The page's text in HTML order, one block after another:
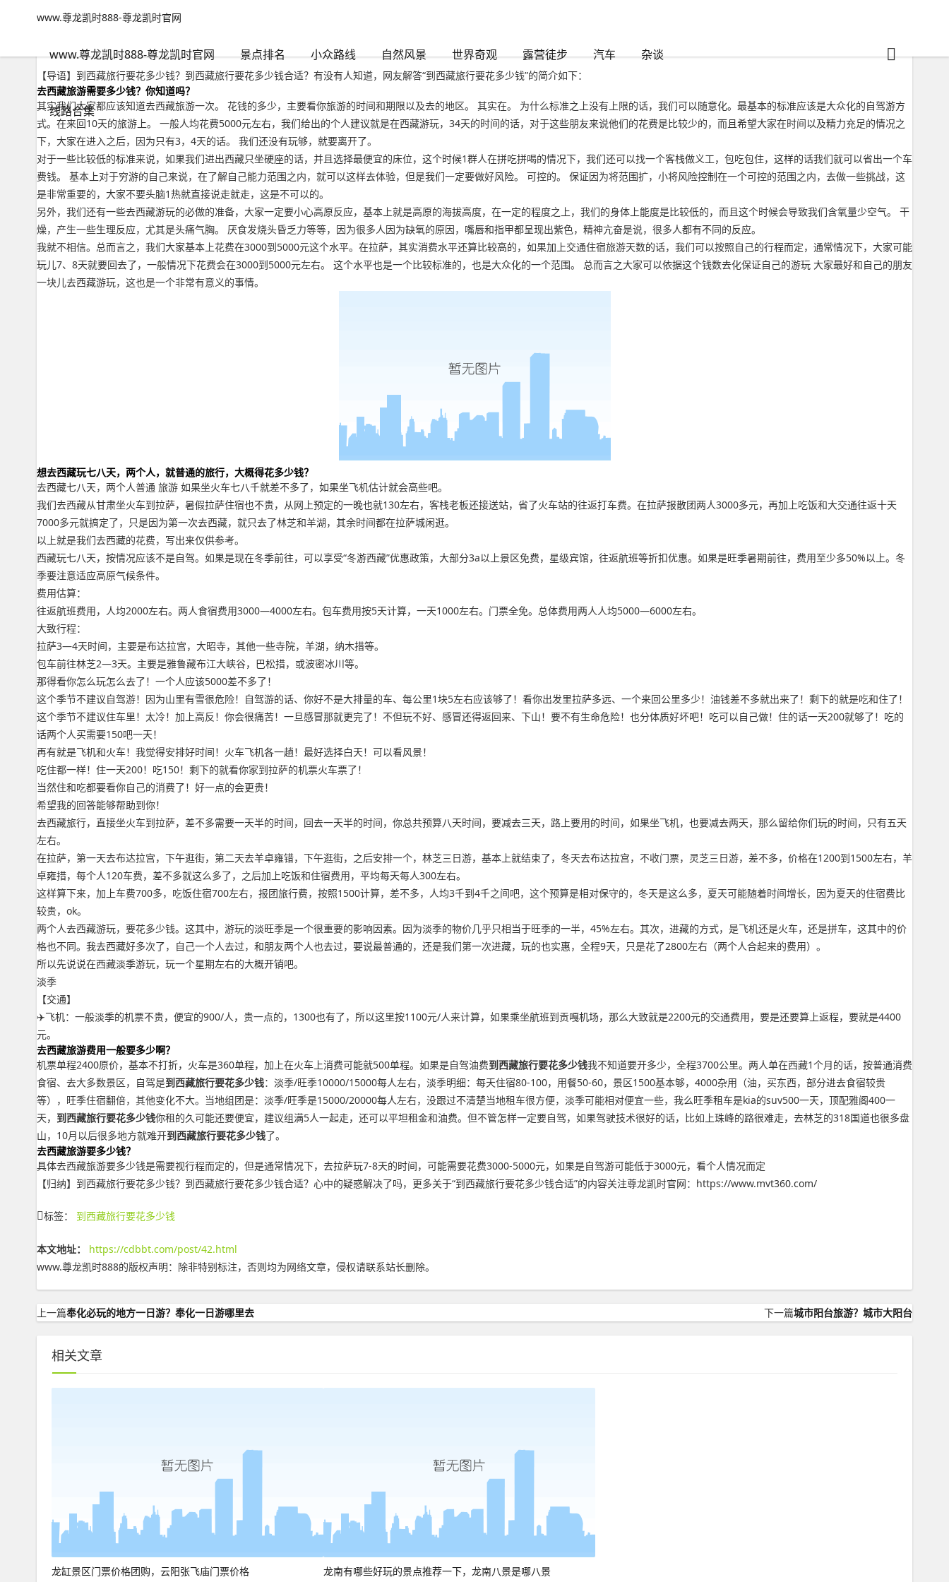
www.尊龙凯时888-尊龙凯时官网
www.尊龙凯时888-尊龙凯时官网 景点排名 小众路线 自然风景 世界奇观 露营徒步 汽车 杂谈
线路合集
www.尊龙凯时888-尊龙凯时官网
到西藏旅行要花多少钱？到西藏旅行要花多少钱合适-www.尊龙凯时888
【导语】到西藏旅行要花多少钱？到西藏旅行要花多少钱合适？有没有人知道，网友解答“到西藏旅行要花多少钱”的简介如下：
去西藏旅游需要多少钱？你知道吗？
其实我们大家都应该知道去西藏旅游一次。 花钱的多少，主要看你旅游的时间和期限以及去的地区。 其实在。 为什么标准之上没有上限的话，我们可以随意化。最基本的标准应该是大众化的自驾游方
式。在来回10天的旅游上。 一般人均花费5000元左右，我们给出的个人建议就是在西藏游玩，34天的时间的话，对于这些朋友来说他们的花费是比较少的，而且希望大家在时间以及精力充足的情况之
下，大家在进入之后，因为只有3，4天的话。 我们还没有玩够，就要离开了。
对于一些比较低的标准来说，如果我们进出西藏只坐硬座的话，并且选择最便宜的床位，这个时候1群人在拼吃拼喝的情况下，我们还可以找一个客栈做义工，包吃包住，这样的话我们就可以省出一个车
费钱。 基本上对于穷游的自己来说，在了解自己能力范围之内，就可以这样去体验，但是我们一定要做好风险。 可控的。 保证因为将范围扩，小将风险控制在一个可控的范围之内，去做一些挑战，这
是非常重要的，大家不要头脑1热就直接说走就走，这是不可以的。
另外，我们还有一些去西藏游玩的必做的准备，大家一定要小心高原反应，基本上就是高原的海拔高度，在一定的程度之上，我们的身体上能度是比较低的，而且这个时候会导致我们含氧量少空气。 干
燥，产生一些生理反应，尤其是头痛气胸。 厌食发烧头昏乏力等等，因为很多人因为缺氧的原因，嘴唇和指甲都呈现出紫色，精神亢奋是说，很多人都有不同的反应。
我就不相信。总而言之，我们大家基本上花费在3000到5000元这个水平。在拉萨，其实消费水平还算比较高的，如果加上交通住宿旅游天数的话，我们可以按照自己的行程而定，通常情况下，大家可能
玩儿7、8天就要回去了，一般情况下花费会在3000到5000元左右。 这个水平也是一个比较标准的，也是大众化的一个范围。 总而言之大家可以依据这个钱数去化保证自己的游玩 大家最好和自己的朋友
一块儿去西藏游玩，这也是一个非常有意义的事情。
想去西藏玩七八天，两个人，就普通的旅行，大概得花多少钱？
去西藏七八天，两个人普通 旅游 如果坐火车七八千就差不多了，如果坐飞机估计就会高些吧。
我们去西藏从甘肃坐火车到拉萨，暑假拉萨住宿也不贵，从网上预定的一晚也就130左右，客栈老板还接送站，省了火车站的往返打车费。在拉萨报散团两人3000多元，再加上吃饭和大交通往返十天
7000多元就搞定了，只是因为第一次去西藏，就只去了林芝和羊湖，其余时间都在拉萨城闲逛。
以上就是我们去西藏的花费，写出来仅供参考。
西藏玩七八天，按情况应该不是自驾。如果是现在冬季前往，可以享受“冬游西藏”优惠政策，大部分3a以上景区免费，星级宾馆，往返航班等折扣优惠。如果是旺季暑期前往，费用至少多50%以上。冬
季要注意适应高原气候条件。
费用估算：
往返航班费用，人均2000左右。两人食宿费用3000—4000左右。包车费用按5天计算，一天1000左右。门票全免。总体费用两人人均5000—6000左右。
大致行程：
拉萨3—4天时间，主要是布达拉宫，大昭寺，其他一些寺院，羊湖，纳木措等。
包车前往林芝2—3天。主要是雅鲁藏布江大峡谷，巴松措，或波密冰川等。
那得看你怎么玩怎么去了！一个人应该5000差不多了！
这个季节不建议自驾游！因为山里有雪很危险！自驾游的话、你好不是大排量的车、每公里1块5左右应该够了！看你出发里拉萨多远、一个来回公里多少！油钱差不多就出来了！剩下的就是吃和住了！
这个季节不建议住车里！太冷！加上高反！你会很痛苦！一旦感冒那就更完了！不但玩不好、感冒还得返回来、下山！要不有生命危险！也分体质好坏吧！吃可以自己做！住的话一天200就够了！吃的
话两个人买需要150吧一天！
再有就是飞机和火车！我觉得安排好时间！火车飞机各一趟！最好选择白天！可以看风景！
吃住都一样！住一天200！吃150！剩下的就看你家到拉萨的机票火车票了！
当然住和吃都要看你自己的消费了！好一点的会更贵！
希望我的回答能够帮助到你！
去西藏旅行，直接坐火车到拉萨，差不多需要一天半的时间，回去一天半的时间，你总共预算八天时间，要减去三天，路上要用的时间，如果坐飞机，也要减去两天，那么留给你们玩的时间，只有五天
左右。
在拉萨，第一天去布达拉宫，下午逛街，第二天去羊卓雍错，下午逛街，之后安排一个，林芝三日游，基本上就结束了，冬天去布达拉宫，不收门票，灵芝三日游，差不多，价格在1200到1500左右，羊
卓雍措，每个人120车费，差不多就这么多了，之后加上吃饭和住宿费用，平均每天每人300左右。
这样算下来，加上车费700多，吃饭住宿700左右，报团旅行费，按照1500计算，差不多，人均3千到4千之间吧，这个预算是相对保守的，冬天是这么多，夏天可能随着时间增长，因为夏天的住宿费比
较贵，ok。
两个人去西藏游玩，要花多少钱。这其中，游玩的淡旺季是一个很重要的影响因素。因为淡季的物价几乎只相当于旺季的一半，45%左右。其次，进藏的方式，是飞机还是火车，还是拼车，这其中的价
格也不同。我去西藏好多次了，自己一个人去过，和朋友两个人也去过，要说最普通的，还是我们第一次进藏，玩的也实惠，全程9天，只是花了2800左右（两个人合起来的费用）。
所以先说说在西藏淡季游玩，玩一个星期左右的大概开销吧。
淡季
【交通】
✈️飞机：一般淡季的机票不贵，便宜的900/人，贵一点的，1300也有了，所以这里按1100元/人来计算，如果乘坐航班到贡嘎机场，那么大致就是2200元的交通费用，要是还要算上返程，要就是4400
元。
去西藏旅游费用一般要多少啊？
机票单程2400原价，基本不打折，火车是360单程，加上在火车上消费可能就500单程。如果是自驾油费到西藏旅行要花多少钱我不知道要开多少，全程3700公里。两人单在西藏1个月的话，按普通消费
食宿、去大多数景区，自驾是到西藏旅行要花多少钱：淡季/旺季10000/15000每人左右，淡季明细：每天住宿80-100，用餐50-60，景区1500基本够，4000杂用（油，买东西，部分进去食宿较贵
等），旺季住宿翻倍，其他变化不大。当地组团是：淡季/旺季是15000/20000每人左右，没跟过不清楚当地租车很方便，淡季可能相对便宜一些，我么旺季租车是kia的suv500一天，顶配雅阁400一
天， 到西藏旅行要花多少钱你租的久可能还要便宜，建议组满5人一起走，还可以平坦租金和油费。但不管怎样一定要自驾，如果驾驶技术很好的话，比如上珠峰的路很难走，去林芝的318国道也很多盘
山，10月以后很多地方就难开到西藏旅行要花多少钱了。
去西藏旅游要多少钱？
具体去西藏旅游要多少钱是需要视行程而定的，但是通常情况下，去拉萨玩7-8天的时间，可能需要花费3000-5000元，如果是自驾游可能低于3000元，看个人情况而定
【归纳】到西藏旅行要花多少钱？到西藏旅行要花多少钱合适？心中的疑惑解决了吗，更多关于“到西藏旅行要花多少钱合适”的内容关注尊龙凯时官网：https://www.mvt360.com/
标签： 到西藏旅行要花多少钱
本文地址：
https://cdbbt.com/post/42.html
www.尊龙凯时888的版权声明： 除非特别标注，否则均为网络文章，侵权请联系站长删除。
上一篇奉化必玩的地方一日游？奉化一日游哪里去 下一篇城市阳台旅游？城市大阳台
相关文章
龙缸景区门票价格团购，云阳张飞庙门票价格 龙南有哪些好玩的景点推荐一下，龙南八景是哪八景